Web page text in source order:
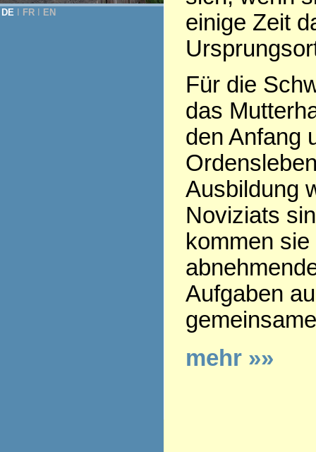
DE FR EN
einige Zeit
Für die
das
den Anfang
Ausbildung
Noviziats
kommen
Aufgaben
mehr »»